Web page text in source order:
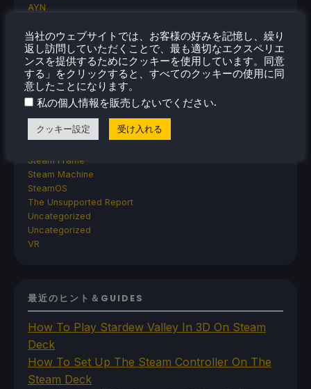
AYN
MagicX
MANGMI
Miyoo
Retroid
Rumors
TrimUI
SDHQ
Steam
Steam Frame
Steam Machine
SteamOS
The Unsupported Report
Uncategorized
Uncategorized
VR
最近のヒント＆GUIDES
How To Play Stardew Valley In 3D On Steam
Deck
How To Set Up The Steam Controller On The
Steam Deck
当社のウェブサイトでは、お客様の好みを記憶し、繰り
返し訪問していただくことで、最も適切なエクスペリエ
ンスを提供するためにクッキーを使用しています。同意
する」をクリックすると、すべてのクッキーの使用に同
意したことになります。
私の個人情報を販売しないでください.
クッキー設定 受け入れる